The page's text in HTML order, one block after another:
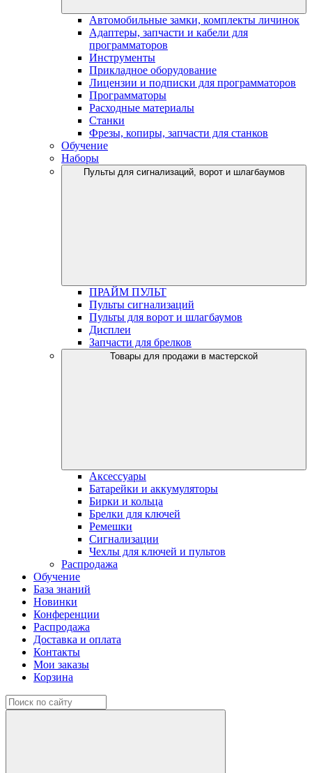
Автомобильные замки, комплекты личинок
Адаптеры, запчасти и кабели для
программаторов
Инструменты
Прикладное оборудование
Лицензии и подписки для программаторов
Программаторы
Расходные материалы
Станки
Фрезы, копиры, запчасти для станков
Обучение
Наборы
Пульты для сигнализаций, ворот и шлагбаумов
ПРАЙМ ПУЛЬТ
Пульты сигнализаций
Пульты для ворот и шлагбаумов
Дисплеи
Запчасти для брелков
Товары для продажи в мастерской
Аксессуары
Батарейки и аккумуляторы
Бирки и кольца
Брелки для ключей
Ремешки
Сигнализации
Чехлы для ключей и пультов
Распродажа
Обучение
База знаний
Новинки
Конференции
Распродажа
Доставка и оплата
Контакты
Мои заказы
Корзина